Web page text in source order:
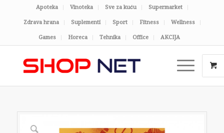
Apoteka Vinoteka Sve za kuću Supermarket
Zdrava hrana Suplementi Sport Fitness Wellness
Games Horeca Tehnika Office AKCIJA